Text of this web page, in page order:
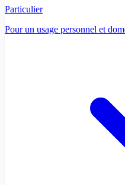
Particulier
Pour un usage personnel et